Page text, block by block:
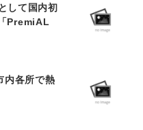
して国内初
PremiAL
内各所で熱